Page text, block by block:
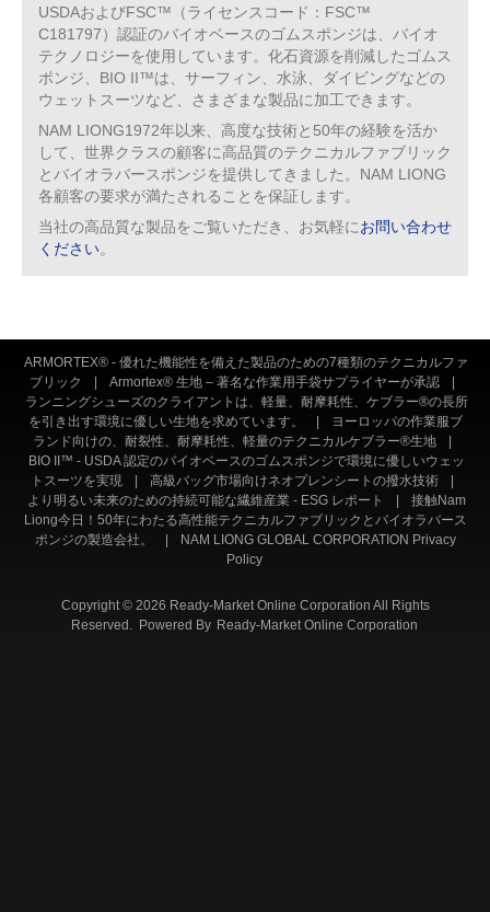
USDAおよびFSC™（ライセンスコード：FSC™
C181797）認証のバイオベースのゴムスポンジは、バイオ
テクノロジーを使用しています。化石資源を削減したゴムス
ポンジ、BIO II™は、サーフィン、水泳、ダイビングなどの
ウェットスーツなど、さまざまな製品に加工できます。
NAM LIONG1972年以来、高度な技術と50年の経験を活か
して、世界クラスの顧客に高品質のテクニカルファブリック
とバイオラバースポンジを提供してきました。NAM LIONG
各顧客の要求が満たされることを保証します。
当社の高品質な製品をご覧いただき、お気軽にお問い合わせ
ください。
ARMORTEX® - 優れた機能性を備えた製品のための7種類のテクニカルファ
ブリック
| Armortex® 生地 – 著名な作業用手袋サプライヤーが承認
|
ランニングシューズのクライアントは、軽量、耐摩耗性、ケブラー®の長所
を引き出す環境に優しい生地を求めています。
|
ヨーロッパの作業服ブ
ランド向けの、耐裂性、耐摩耗性、軽量のテクニカルケブラー®生地
|
BIO II™ - USDA 認定のバイオベースのゴムスポンジで環境に優しいウェッ
トスーツを実現
| 高級バッグ市場向けネオプレンシートの撥水技術
|
より明るい未来のための持続可能な繊維産業 - ESG レポート
|
接触Nam
Liong今日！50年にわたる高性能テクニカルファブリックとバイオラバース
ポンジの製造会社。
|
NAM LIONG GLOBAL CORPORATION Privacy
Policy
Copyright © 2026 Ready-Market Online Corporation All Rights
Reserved. Powered By Ready-Market Online Corporation